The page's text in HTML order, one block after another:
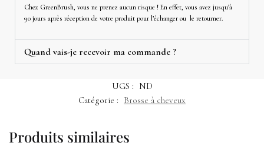
Chez GreenBrush, vous ne prenez aucun risque ! En effet, vous avez jusqu’à
90 jours après réception de votre produit pour l’échanger ou le retourner.
Quand vais-je recevoir ma commande ?
UGS :
ND
Catégorie :
Brosse à cheveux
Produits similaires